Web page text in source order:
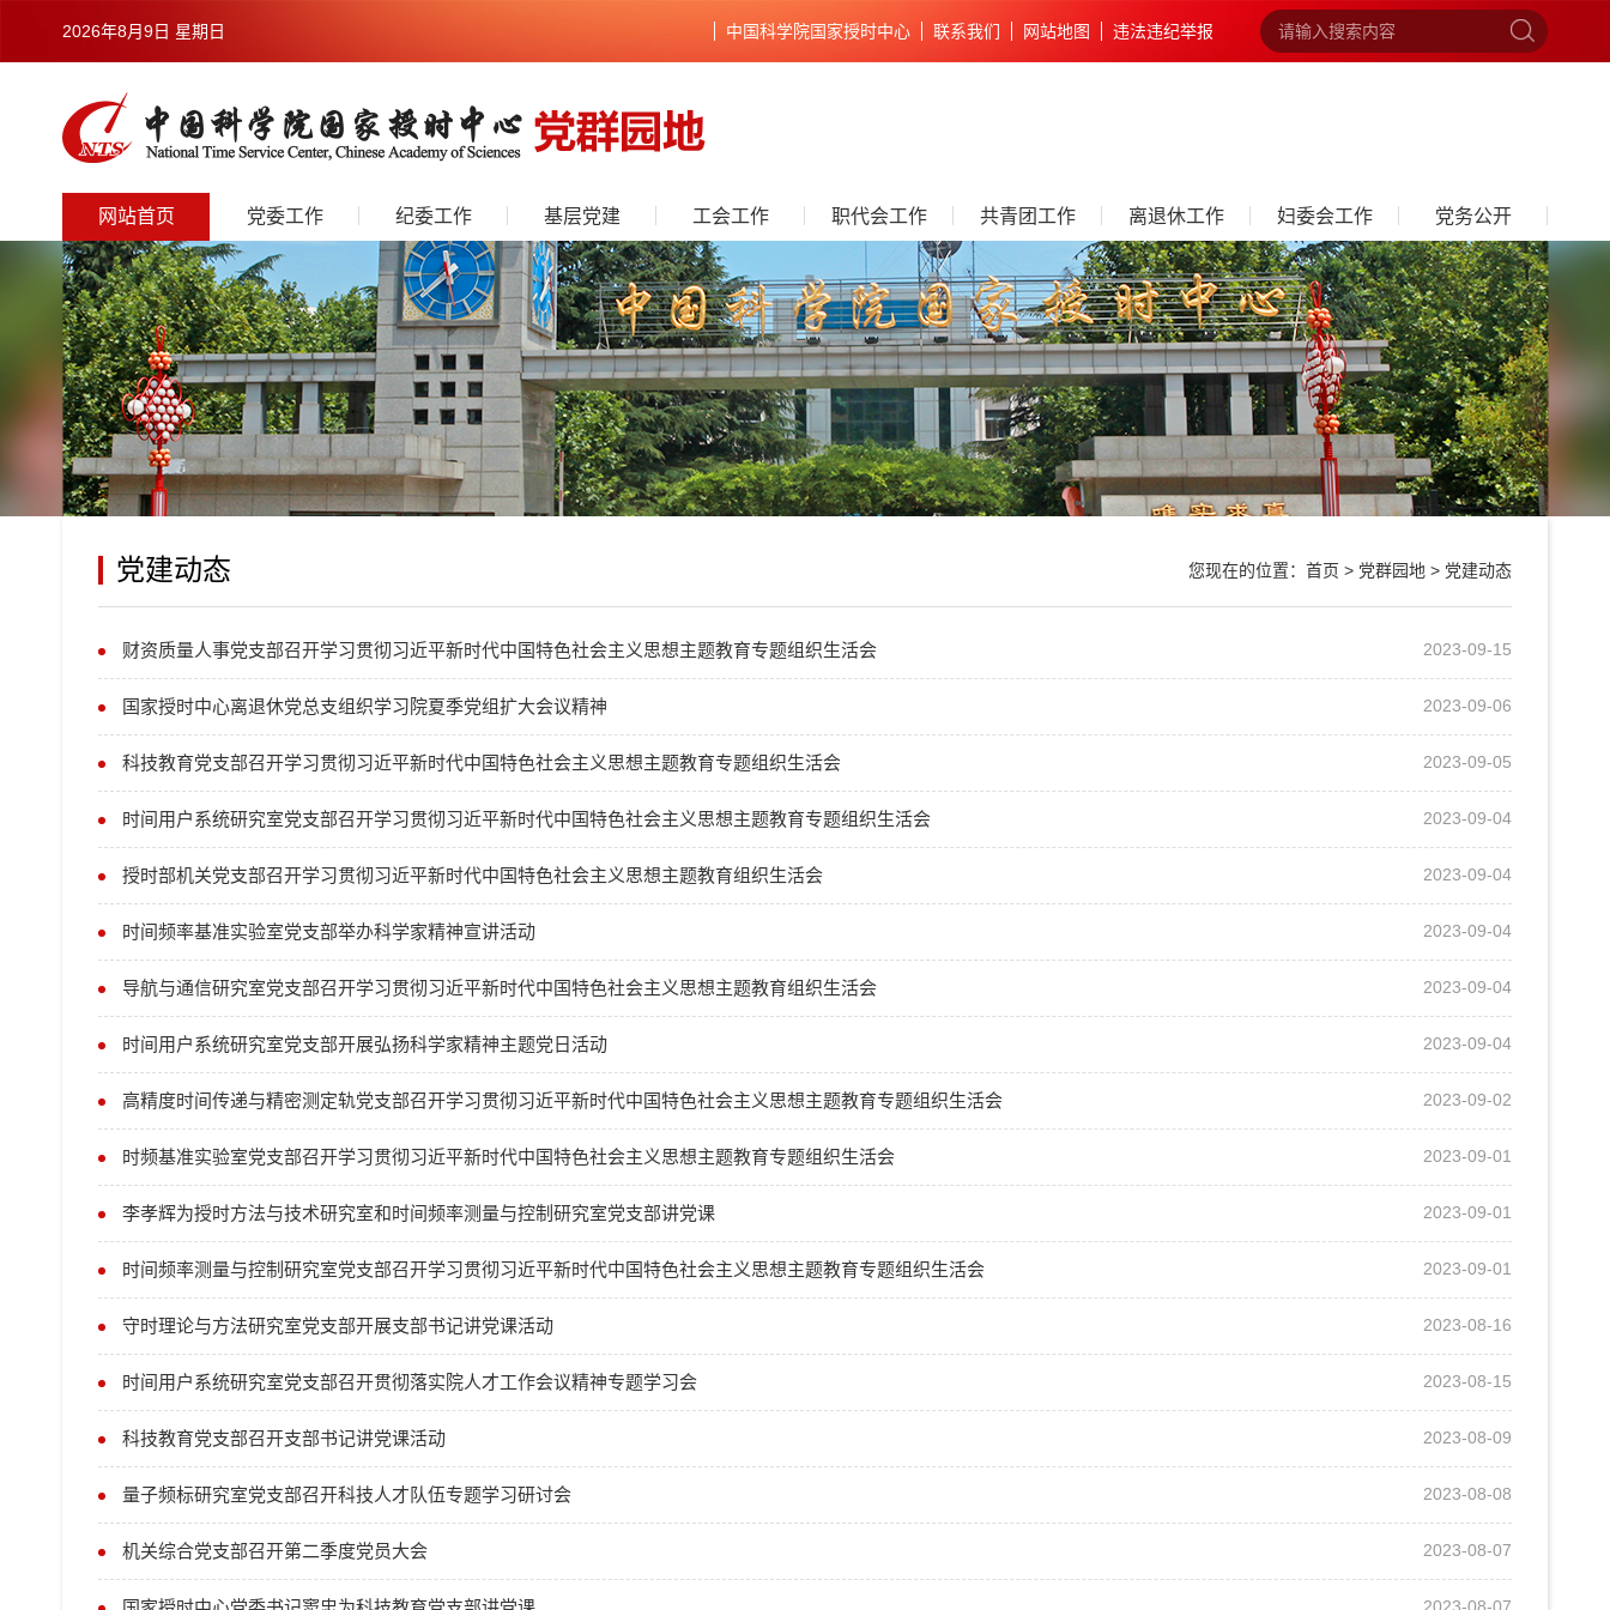
2026年8月9日 星期日 中国科学院国家授时中心 联系我们 网站地图 违法违纪举报
网站首页 党委工作 纪委工作 基层党建 工会工作 职代会工作 共青团工作 离退休工作 妇委会工作 党务公开
党建动态 您现在的位置： 首页 > 党群园地 > 党建动态
财资质量人事党支部召开学习贯彻习近平新时代中国特色社会主义思想主题教育专题组织生活会 2023-09-15
国家授时中心离退休党总支组织学习院夏季党组扩大会议精神 2023-09-06
科技教育党支部召开学习贯彻习近平新时代中国特色社会主义思想主题教育专题组织生活会 2023-09-05
时间用户系统研究室党支部召开学习贯彻习近平新时代中国特色社会主义思想主题教育专题组织生活会 2023-09-04
授时部机关党支部召开学习贯彻习近平新时代中国特色社会主义思想主题教育组织生活会 2023-09-04
时间频率基准实验室党支部举办科学家精神宣讲活动 2023-09-04
导航与通信研究室党支部召开学习贯彻习近平新时代中国特色社会主义思想主题教育组织生活会 2023-09-04
时间用户系统研究室党支部开展弘扬科学家精神主题党日活动 2023-09-04
高精度时间传递与精密测定轨党支部召开学习贯彻习近平新时代中国特色社会主义思想主题教育专题组织生活会 2023-09-02
时频基准实验室党支部召开学习贯彻习近平新时代中国特色社会主义思想主题教育专题组织生活会 2023-09-01
李孝辉为授时方法与技术研究室和时间频率测量与控制研究室党支部讲党课 2023-09-01
时间频率测量与控制研究室党支部召开学习贯彻习近平新时代中国特色社会主义思想主题教育专题组织生活会 2023-09-01
守时理论与方法研究室党支部开展支部书记讲党课活动 2023-08-16
时间用户系统研究室党支部召开贯彻落实院人才工作会议精神专题学习会 2023-08-15
科技教育党支部召开支部书记讲党课活动 2023-08-09
量子频标研究室党支部召开科技人才队伍专题学习研讨会 2023-08-08
机关综合党支部召开第二季度党员大会 2023-08-07